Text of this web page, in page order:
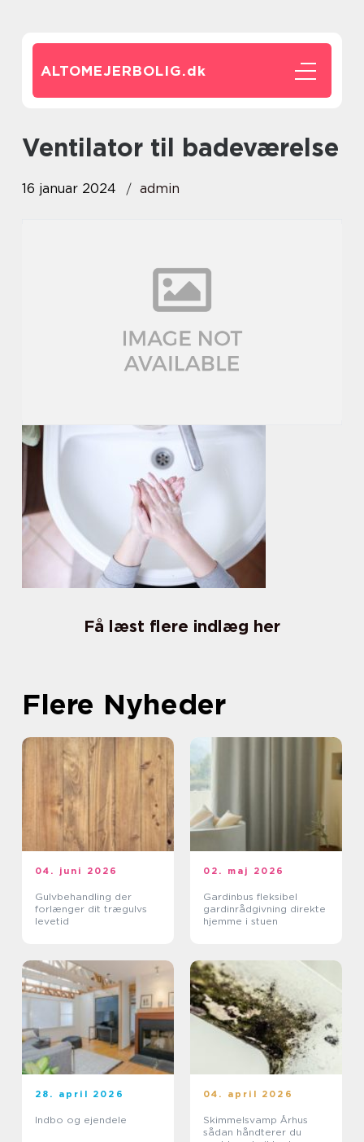
ALTOMEJERBOLIG.dk
ventilator til badeværelse
16 januar 2024 admin
Få læst flere indlæg her
Flere Nyheder
04. juni 2026
Gulvbehandling der
forlænger dit trægulvs
levetid
02. maj 2026
Gardinbus fleksibel
gardinrådgivning direkte
hjemme i stuen
28. april 2026
Indbo og ejendele
04. april 2026
Skimmelsvamp Århus
sådan håndterer du